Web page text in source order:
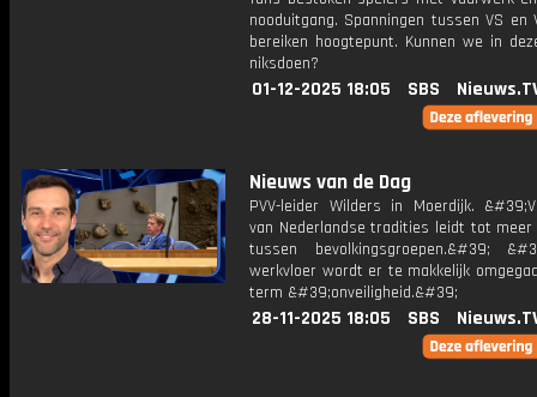
nooduitgang. Spanningen tussen VS en
bereiken hoogtepunt. Kunnen we in
niksdoen?
01-12-2025 18:05 SBS
Nieuws van de Dag
PVV-leider Wilders in Moerdijk.
van Nederlandse tradities leidt tot meer
tussen bevolkingsgroepen.&#39;
werkvloer wordt er te makkelijk
term &#39;onveiligheid.&#39;
28-11-2025 18:05 SBS